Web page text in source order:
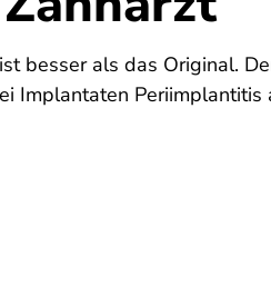
besser als das Original.
Implantaten Periimplantitis